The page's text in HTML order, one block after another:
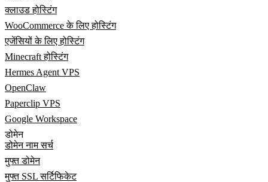
क्लाउड होस्टिंग
WooCommerce के लिए होस्टिंग
एजेंसियों के लिए होस्टिंग
Minecraft होस्टिंग
Hermes Agent VPS
OpenClaw
Paperclip VPS
Google Workspace
डोमेन
डोमेन नाम सर्च
मुफ्त डोमेन
मुफ्त SSL सर्टिफिकेट